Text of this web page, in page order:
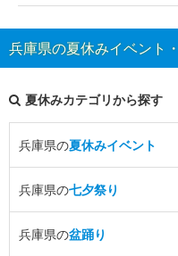
兵庫県の夏休みイベント
夏休みカテゴリから探す
兵庫県の夏休みイベント
兵庫県の七夕祭り
兵庫県の盆踊り